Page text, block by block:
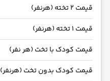
قیمت 2 تخته (هرنفر)
قیمت 1 تخته (هرنفر)
قیمت کودک با تخت (هر نفر)
قیمت کودک بدون تخت (هرنفر)